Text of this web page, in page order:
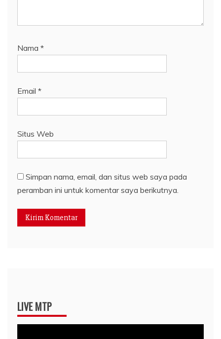
Nama *
Email *
Situs Web
Simpan nama, email, dan situs web saya pada
peramban ini untuk komentar saya berikutnya.
LIVE MTP